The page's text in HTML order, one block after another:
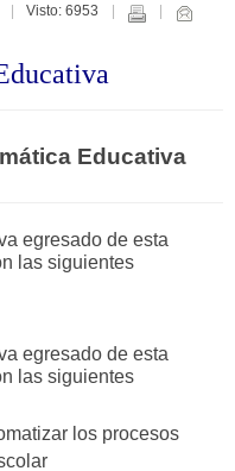
Visto: 6953
Educativa
egresado de esta
las siguientes
egresado de esta
las siguientes
los procesos